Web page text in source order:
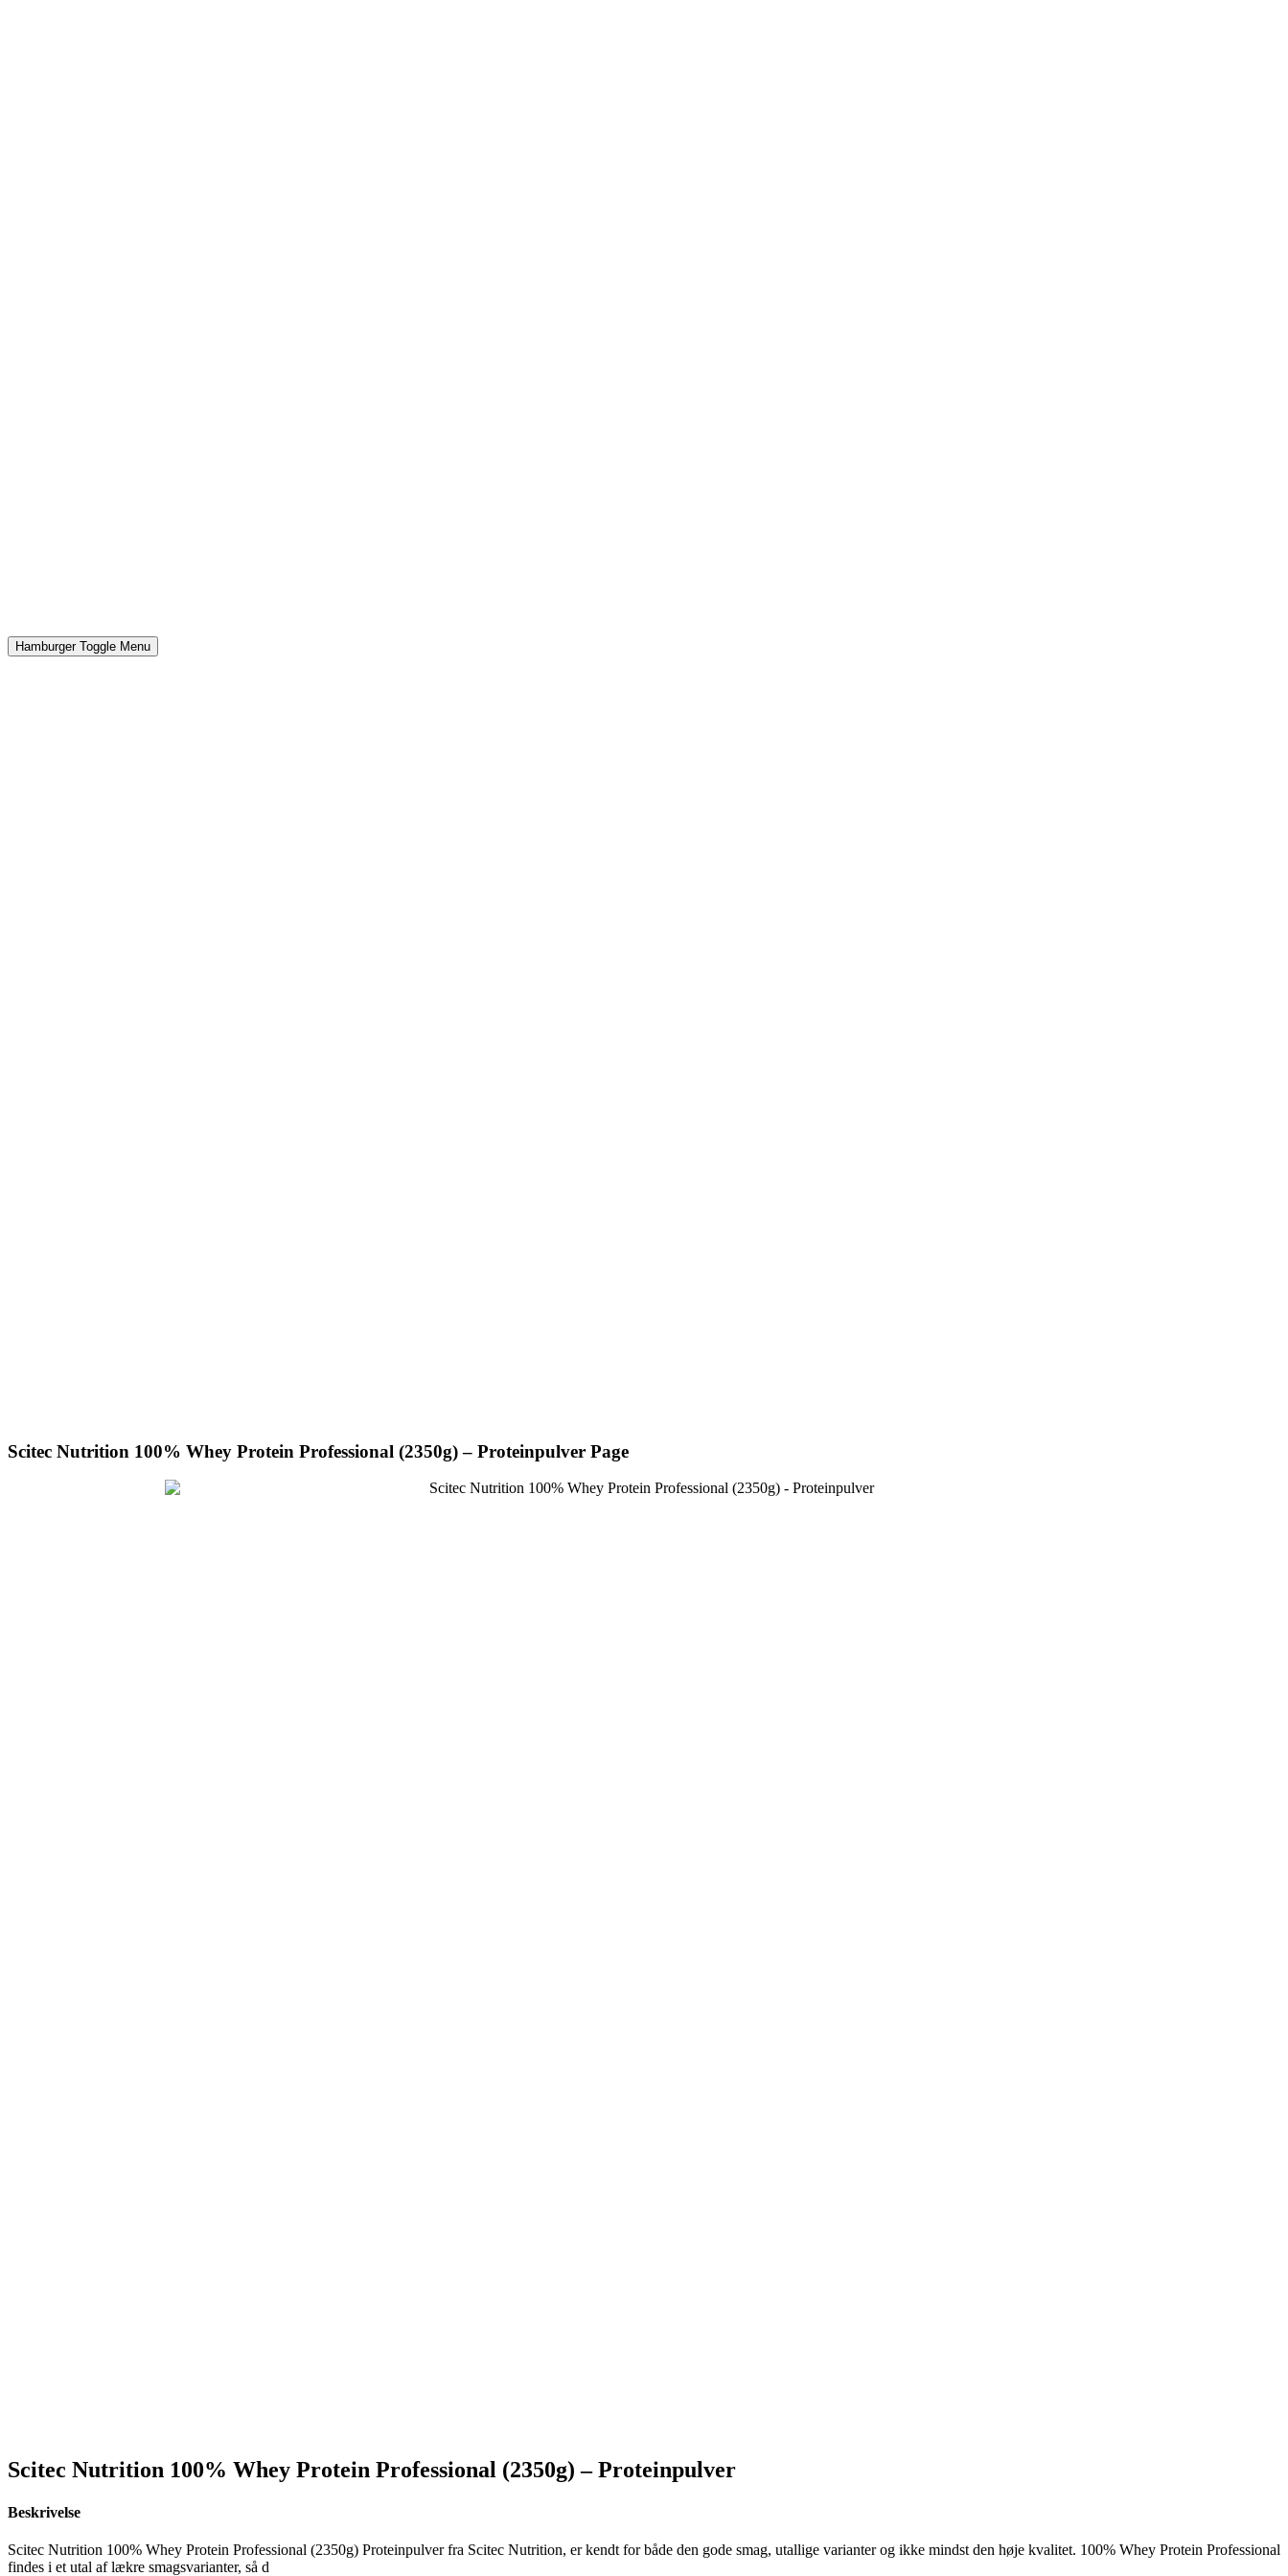
Hamburger Toggle Menu
Scitec Nutrition 100% Whey Protein Professional (2350g) – Proteinpulver Page
Scitec Nutrition 100% Whey Protein Professional (2350g) – Proteinpulver
Beskrivelse
Scitec Nutrition 100% Whey Protein Professional (2350g) Proteinpulver fra Scitec Nutrition, er kendt for både den gode smag, utallige varianter og ikke mindst den høje kvalitet. 100% Whey Protein Professional
findes i et utal af lækre smagsvarianter, så d